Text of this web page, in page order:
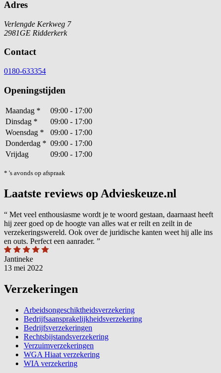
Adres
Verlengde Kerkweg 7
2981GE Ridderkerk
Contact
0180-633354
Openingstijden
Maandag *
09:00 - 17:00
Dinsdag *
09:00 - 17:00
Woensdag *
09:00 - 17:00
Donderdag * 09:00 - 17:00
Vrijdag
09:00 - 17:00
* 's avonds op afspraak
Laatste reviews op Advieskeuze.nl
“ Met veel enthousiasme wordt je te woord gestaan, daarnaast heeft
hij zeer goed op de hoogte van alles wat er reilt en zeilt in de
verzekeringswereld. Ook over de juridische kanten weet hij alle ins
en outs. Perfect een aanrader. ”
Jantineke
13 mei 2022
Verzekeringen
Arbeidsongeschiktheidsverzekering
Bedrijfsaansprakelijkheidsverzekering
Bedrijfsverzekeringen
Rechtsbijstandsverzekering
Verzuimverzekeringen
WGA Hiaat verzekering
WIA verzekering